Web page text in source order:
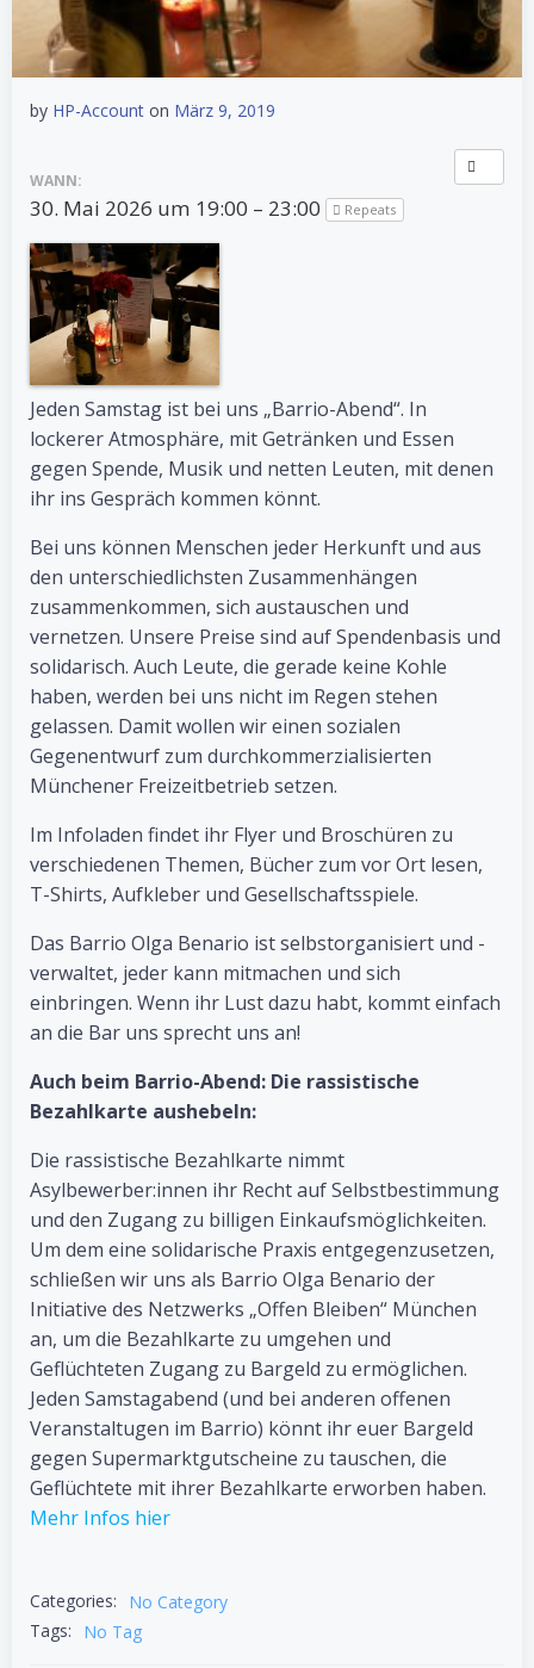
by HP-Account on März 9, 2019
WANN:
30. Mai 2026 um 19:00 – 23:00 Repeats
Jeden Samstag ist bei uns „Barrio-Abend“. In
lockerer Atmosphäre, mit Getränken und Essen
gegen Spende, Musik und netten Leuten, mit denen
ihr ins Gespräch kommen könnt.
Bei uns können Menschen jeder Herkunft und aus
den unterschiedlichsten Zusammenhängen
zusammenkommen, sich austauschen und
vernetzen. Unsere Preise sind auf Spendenbasis und
solidarisch. Auch Leute, die gerade keine Kohle
haben, werden bei uns nicht im Regen stehen
gelassen. Damit wollen wir einen sozialen
Gegenentwurf zum durchkommerzialisierten
Münchener Freizeitbetrieb setzen.
Im Infoladen findet ihr Flyer und Broschüren zu
verschiedenen Themen, Bücher zum vor Ort lesen,
T-Shirts, Aufkleber und Gesellschaftsspiele.
Das Barrio Olga Benario ist selbstorganisiert und -
verwaltet, jeder kann mitmachen und sich
einbringen. Wenn ihr Lust dazu habt, kommt einfach
an die Bar uns sprecht uns an!
Auch beim Barrio-Abend: Die rassistische
Bezahlkarte aushebeln:
Die rassistische Bezahlkarte nimmt
Asylbewerber:innen ihr Recht auf Selbstbestimmung
und den Zugang zu billigen Einkaufsmöglichkeiten.
Um dem eine solidarische Praxis entgegenzusetzen,
schließen wir uns als Barrio Olga Benario der
Initiative des Netzwerks „Offen Bleiben“ München
an, um die Bezahlkarte zu umgehen und
Geflüchteten Zugang zu Bargeld zu ermöglichen.
Jeden Samstagabend (und bei anderen offenen
Veranstaltugen im Barrio) könnt ihr euer Bargeld
gegen Supermarktgutscheine zu tauschen, die
Geflüchtete mit ihrer Bezahlkarte erworben haben.
Mehr Infos hier
Categories:
No Category
Tags:
No Tag